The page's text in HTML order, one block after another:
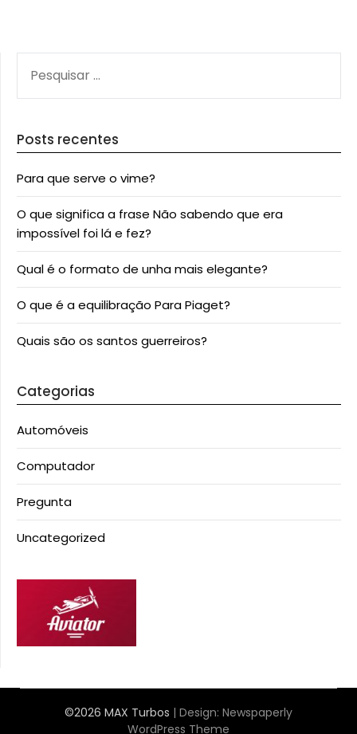
POR:
Posts recentes
Para que serve o vime?
O que significa a frase Não sabendo que era
impossível foi lá e fez?
Qual é o formato de unha mais elegante?
O que é a equilibração Para Piaget?
Quais são os santos guerreiros?
Categorias
Automóveis
Computador
Pregunta
Uncategorized
©2026 MAX Turbos | Design: Newspaperly
WordPress Theme